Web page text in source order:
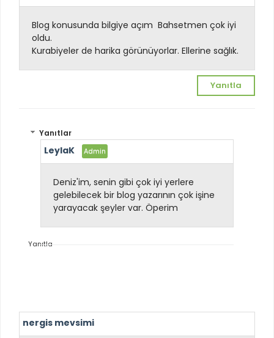
Blog konusunda bilgiye açım Bahsetmen çok iyi
oldu.
Kurabiyeler de harika görünüyorlar. Ellerine sağlık.
Yanıtla
Yanıtlar
LeylaK
Deniz'im, senin gibi çok iyi yerlere
gelebilecek bir blog yazarının çok işine
yarayacak şeyler var. Öperim
Yanıtla
nergis mevsimi